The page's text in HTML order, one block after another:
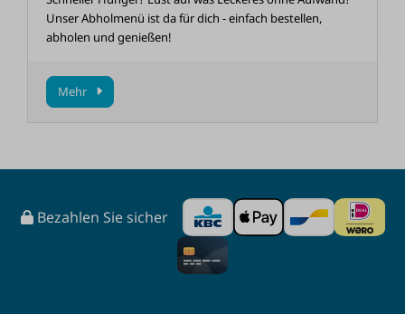
Unser Abholmenü ist da für dich - einfach bestellen,
abholen und genießen!
Mehr
Bezahlen Sie sicher